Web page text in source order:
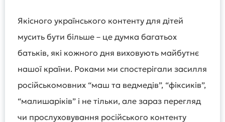
Якісного українського контенту для дітей
мусить бути більше – це думка багатьох
батьків, які кожного дня виховують майбутнє
нашої країни. Роками ми спостерігали засилля
російськомовних “маш та ведмедів”, “фіксиків”,
“малишаріків” і не тільки, але зараз перегляд
чи прослуховування російського контенту